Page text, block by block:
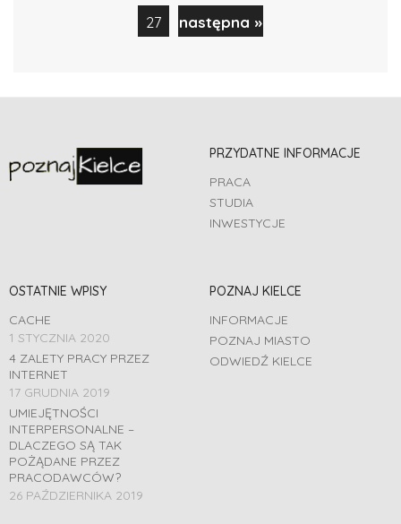
27 następna »
PRZYDATNE INFORMACJE
PRACA
STUDIA
INWESTYCJE
OSTATNIE WPISY
CACHE
1 STYCZNIA 2020
4 ZALETY PRACY PRZEZ
INTERNET
17 GRUDNIA 2019
UMIEJĘTNOŚCI
INTERPERSONALNE –
DLACZEGO SĄ TAK
POŻĄDANE PRZEZ
PRACODAWCÓW?
26 PAŹDZIERNIKA 2019
POZNAJ KIELCE
INFORMACJE
POZNAJ MIASTO
ODWIEDŹ KIELCE